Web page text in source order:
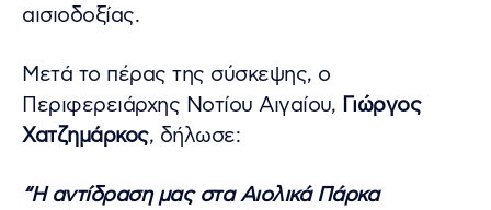
αισιοδοξίας.
Μετά το πέρας της σύσκεψης, ο
Περιφερειάρχης Νοτίου Αιγαίου, Γιώργος
Χατζημάρκος, δήλωσε:
“Η αντίδραση μας στα Αιολικά Πάρκα